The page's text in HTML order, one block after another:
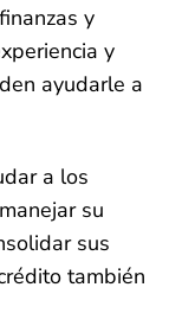
y
y
ayudarle a
a los
su
sus
también